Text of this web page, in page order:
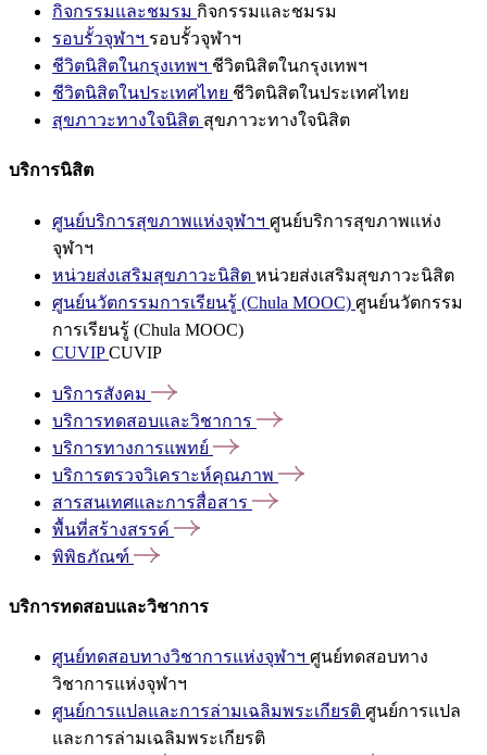
กิจกรรมและชมรม กิจกรรมและชมรม
รอบรั้วจุฬาฯ รอบรั้วจุฬาฯ
ชีวิตนิสิตในกรุงเทพฯ ชีวิตนิสิตในกรุงเทพฯ
ชีวิตนิสิตในประเทศไทย ชีวิตนิสิตในประเทศไทย
สุขภาวะทางใจนิสิต สุขภาวะทางใจนิสิต
บริการนิสิต
ศูนย์บริการสุขภาพแห่งจุฬาฯ ศูนย์บริการสุขภาพแห่ง
จุฬาฯ
หน่วยส่งเสริมสุขภาวะนิสิต หน่วยส่งเสริมสุขภาวะนิสิต
ศูนย์นวัตกรรมการเรียนรู้ (Chula MOOC) ศูนย์นวัตกรรม
การเรียนรู้ (Chula MOOC)
CUVIPCUVIP
บริการสังคม
บริการทดสอบและวิชาการ
บริการทางการแพทย์
บริการตรวจวิเคราะห์คุณภาพ
สารสนเทศและการสื่อสาร
พื้นที่สร้างสรรค์
พิพิธภัณฑ์
บริการทดสอบและวิชาการ
ศูนย์ทดสอบทางวิชาการแห่งจุฬาฯ ศูนย์ทดสอบทาง
วิชาการแห่งจุฬาฯ
ศูนย์การแปลและการล่ามเฉลิมพระเกียรติ ศูนย์การแปล
และการล่ามเฉลิมพระเกียรติ